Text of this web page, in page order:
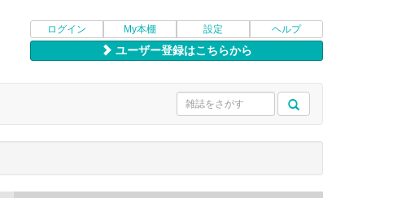
ログイン My本棚 設定 ヘルプ
ユーザー登録はこちらから